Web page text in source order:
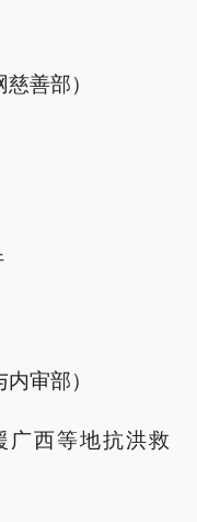
善部）
审部）
广西等地抗洪救